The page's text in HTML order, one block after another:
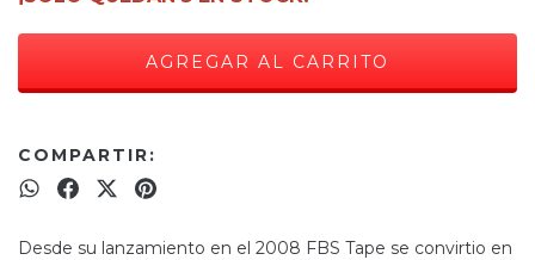
COMPARTIR:
Desde su lanzamiento en el 2008 FBS Tape se convirtio en